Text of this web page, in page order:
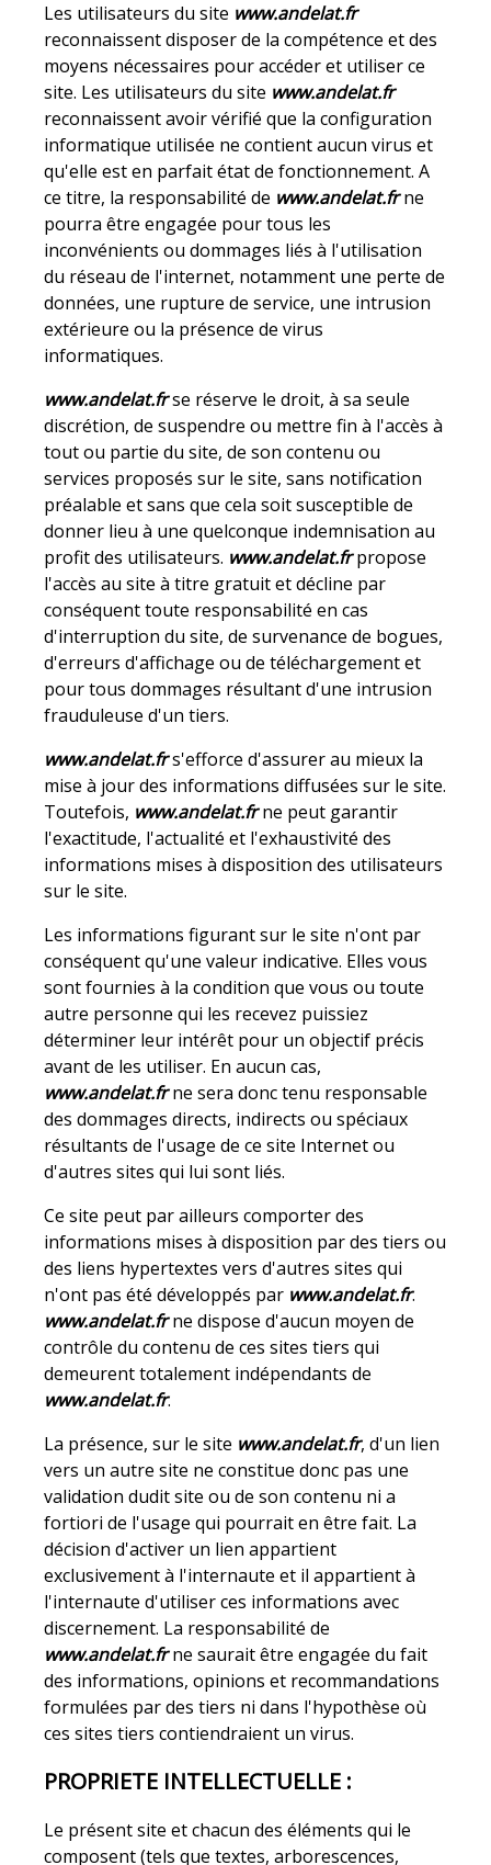
Les utilisateurs du site www.andelat.fr
reconnaissent disposer de la compétence et des
moyens nécessaires pour accéder et utiliser ce
site. Les utilisateurs du site www.andelat.fr
reconnaissent avoir vérifié que la configuration
informatique utilisée ne contient aucun virus et
qu'elle est en parfait état de fonctionnement. A
ce titre, la responsabilité de www.andelat.frne
pourra être engagée pour tous les
inconvénients ou dommages liés à l'utilisation
du réseau de l'internet, notamment une perte de
données, une rupture de service, une intrusion
extérieure ou la présence de virus
informatiques.
www.andelat.frse réserve le droit, à sa seule
discrétion, de suspendre ou mettre fin à l'accès à
tout ou partie du site, de son contenu ou
services proposés sur le site, sans notification
préalable et sans que cela soit susceptible de
donner lieu à une quelconque indemnisation au
profit des utilisateurs. www.andelat.frpropose
l'accès au site à titre gratuit et décline par
conséquent toute responsabilité en cas
d'interruption du site, de survenance de bogues,
d'erreurs d'affichage ou de téléchargement et
pour tous dommages résultant d'une intrusion
frauduleuse d'un tiers.
www.andelat.frs'efforce d'assurer au mieux la
mise à jour des informations diffusées sur le site.
Toutefois, www.andelat.frne peut garantir
l'exactitude, l'actualité et l'exhaustivité des
informations mises à disposition des utilisateurs
sur le site.
Les informations figurant sur le site n'ont par
conséquent qu'une valeur indicative. Elles vous
sont fournies à la condition que vous ou toute
autre personne qui les recevez puissiez
déterminer leur intérêt pour un objectif précis
avant de les utiliser. En aucun cas,
www.andelat.frne sera donc tenu responsable
des dommages directs, indirects ou spéciaux
résultants de l'usage de ce site Internet ou
d'autres sites qui lui sont liés.
Ce site peut par ailleurs comporter des
informations mises à disposition par des tiers ou
des liens hypertextes vers d'autres sites qui
n'ont pas été développés par www.andelat.fr.
www.andelat.frne dispose d'aucun moyen de
contrôle du contenu de ces sites tiers qui
demeurent totalement indépendants de
www.andelat.fr.
La présence, sur le site www.andelat.fr, d'un lien
vers un autre site ne constitue donc pas une
validation dudit site ou de son contenu ni a
fortiori de l'usage qui pourrait en être fait. La
décision d'activer un lien appartient
exclusivement à l'internaute et il appartient à
l'internaute d'utiliser ces informations avec
discernement. La responsabilité de
www.andelat.frne saurait être engagée du fait
des informations, opinions et recommandations
formulées par des tiers ni dans l'hypothèse où
ces sites tiers contiendraient un virus.
PROPRIETE INTELLECTUELLE :
Le présent site et chacun des éléments qui le
composent (tels que textes, arborescences,